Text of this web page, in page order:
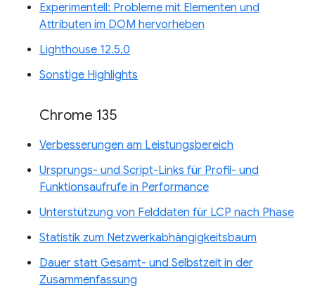
Experimentell: Probleme mit Elementen und
Attributen im DOM hervorheben
Lighthouse 12.5.0
Sonstige Highlights
Chrome 135
Verbesserungen am Leistungsbereich
Ursprungs- und Script-Links für Profil- und
Funktionsaufrufe in Performance
Unterstützung von Felddaten für LCP nach Phase
Statistik zum Netzwerkabhängigkeitsbaum
Dauer statt Gesamt- und Selbstzeit in der
Zusammenfassung